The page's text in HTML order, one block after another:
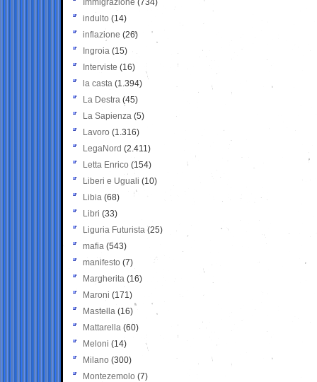
Immigrazione (734)
indulto (14)
inflazione (26)
Ingroia (15)
Interviste (16)
la casta (1.394)
La Destra (45)
La Sapienza (5)
Lavoro (1.316)
LegaNord (2.411)
Letta Enrico (154)
Liberi e Uguali (10)
Libia (68)
Libri (33)
Liguria Futurista (25)
mafia (543)
manifesto (7)
Margherita (16)
Maroni (171)
Mastella (16)
Mattarella (60)
Meloni (14)
Milano (300)
Montezemolo (7)